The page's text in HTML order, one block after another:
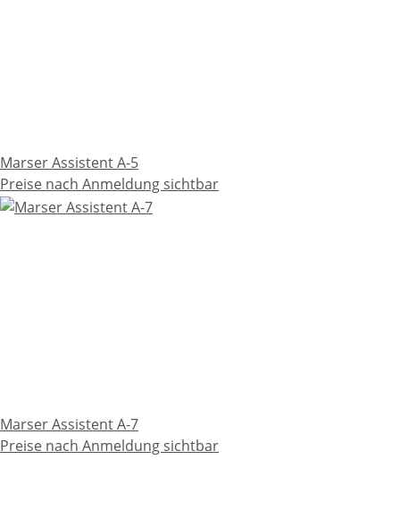
Marser Assistent A-5
Preise nach Anmeldung sichtbar
Marser Assistent A-7
Preise nach Anmeldung sichtbar